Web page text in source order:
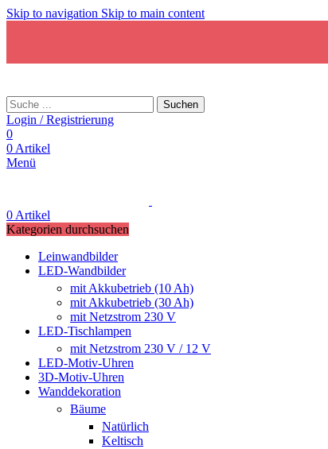
Skip to navigation Skip to main content
Suchen
Login / Registrierung
0
0 Artikel
Menü
0 Artikel
Kategorien durchsuchen
Leinwandbilder
LED-Wandbilder
mit Akkubetrieb (10 Ah)
mit Akkubetrieb (30 Ah)
mit Netzstrom 230 V
LED-Tischlampen
mit Netzstrom 230 V / 12 V
LED-Motiv-Uhren
3D-Motiv-Uhren
Wanddekoration
Bäume
Natürlich
Keltisch